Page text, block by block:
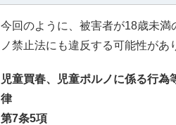
今回のように、被害者が18歳未
ノ禁止法にも違反する可能性があ
児童買春、児童ポルノに係る行
律
第7条5項